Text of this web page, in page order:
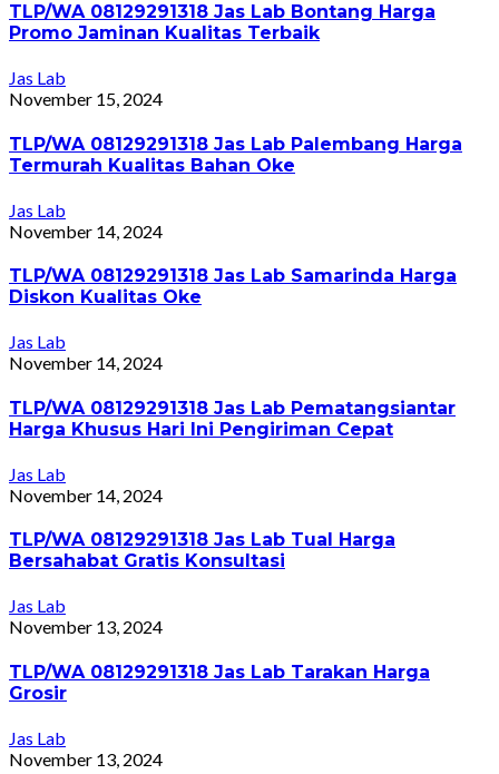
TLP/WA 08129291318 Jas Lab Bontang Harga
Promo Jaminan Kualitas Terbaik
Jas Lab
November 15, 2024
TLP/WA 08129291318 Jas Lab Palembang Harga
Termurah Kualitas Bahan Oke
Jas Lab
November 14, 2024
TLP/WA 08129291318 Jas Lab Samarinda Harga
Diskon Kualitas Oke
Jas Lab
November 14, 2024
TLP/WA 08129291318 Jas Lab Pematangsiantar
Harga Khusus Hari Ini Pengiriman Cepat
Jas Lab
November 14, 2024
TLP/WA 08129291318 Jas Lab Tual Harga
Bersahabat Gratis Konsultasi
Jas Lab
November 13, 2024
TLP/WA 08129291318 Jas Lab Tarakan Harga
Grosir
Jas Lab
November 13, 2024